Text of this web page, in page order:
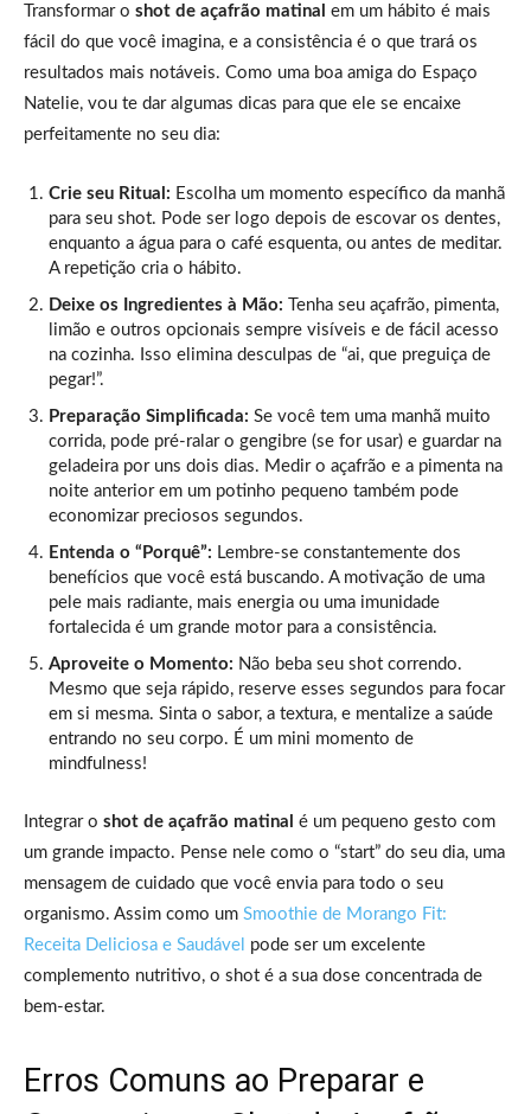
Transformar o shot de açafrão matinal em um hábito é mais
fácil do que você imagina, e a consistência é o que trará os
resultados mais notáveis. Como uma boa amiga do Espaço
Natelie, vou te dar algumas dicas para que ele se encaixe
perfeitamente no seu dia:
Crie seu Ritual: Escolha um momento específico da manhã
para seu shot. Pode ser logo depois de escovar os dentes,
enquanto a água para o café esquenta, ou antes de meditar.
A repetição cria o hábito.
Deixe os Ingredientes à Mão: Tenha seu açafrão, pimenta,
limão e outros opcionais sempre visíveis e de fácil acesso
na cozinha. Isso elimina desculpas de “ai, que preguiça de
pegar!”.
Preparação Simplificada: Se você tem uma manhã muito
corrida, pode pré-ralar o gengibre (se for usar) e guardar na
geladeira por uns dois dias. Medir o açafrão e a pimenta na
noite anterior em um potinho pequeno também pode
economizar preciosos segundos.
Entenda o “Porquê”: Lembre-se constantemente dos
benefícios que você está buscando. A motivação de uma
pele mais radiante, mais energia ou uma imunidade
fortalecida é um grande motor para a consistência.
Aproveite o Momento: Não beba seu shot correndo.
Mesmo que seja rápido, reserve esses segundos para focar
em si mesma. Sinta o sabor, a textura, e mentalize a saúde
entrando no seu corpo. É um mini momento de
mindfulness!
Integrar o shot de açafrão matinal é um pequeno gesto com
um grande impacto. Pense nele como o “start” do seu dia, uma
mensagem de cuidado que você envia para todo o seu
organismo. Assim como um Smoothie de Morango Fit:
Receita Deliciosa e Saudável pode ser um excelente
complemento nutritivo, o shot é a sua dose concentrada de
bem-estar.
Erros Comuns ao Preparar e